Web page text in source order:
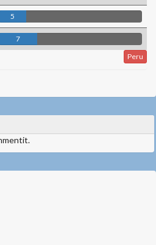
5
7
Peru